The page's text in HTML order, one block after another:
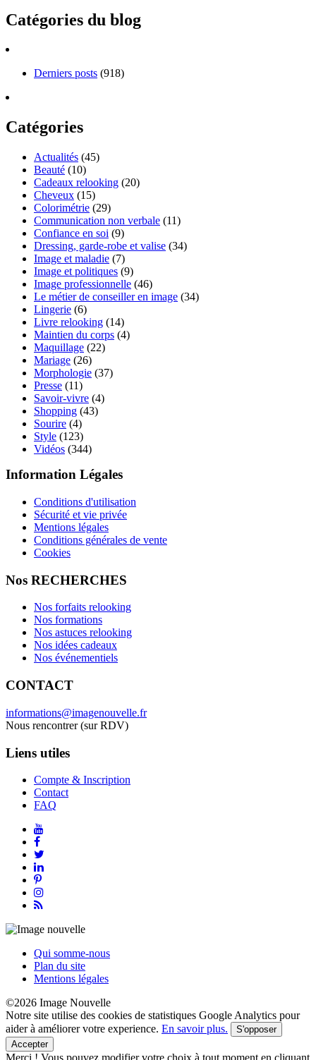
Catégories du blog
Derniers posts (918)
Catégories
Actualités (45)
Beauté (10)
Cadeaux relooking (20)
Cheveux (15)
Colorimétrie (29)
Communication non verbale (11)
Confiance en soi (9)
Dressing, garde-robe et valise (34)
Image et maladie (7)
Image et politiques (9)
Image professionnelle (46)
Le métier de conseiller en image (34)
Lingerie (6)
Livre relooking (14)
Maintien du corps (4)
Maquillage (22)
Mariage (26)
Morphologie (37)
Presse (11)
Savoir-vivre (4)
Shopping (43)
Sourire (4)
Style (123)
Vidéos (344)
Information Légales
Conditions d'utilisation
Sécurité et vie privée
Mentions légales
Conditions générales de vente
Cookies
Nos RECHERCHES
Nos forfaits relooking
Nos formations
Nos astuces relooking
Nos idées cadeaux
Nos événementiels
CONTACT
informations@imagenouvelle.fr
Nous rencontrer (sur RDV)
Liens utiles
Compte & Inscription
Contact
FAQ
Qui somme-nous
Plan du site
Mentions légales
©2026 Image Nouvelle
Notre site utilise des cookies de statistiques Google Analytics pour
aider à améliorer votre experience. En savoir plus.
S'opposer
Accepter